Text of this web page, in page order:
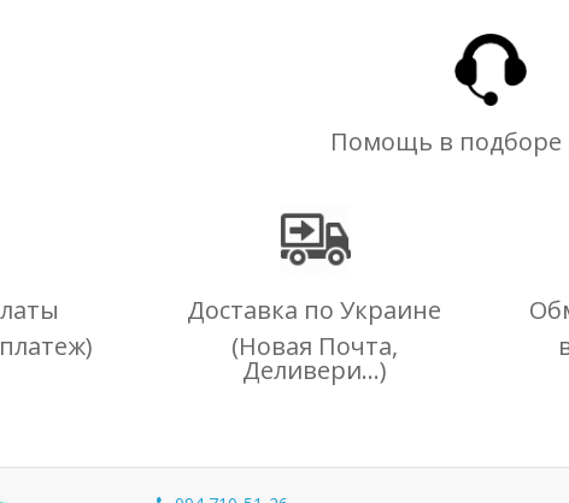
Помощь в подборе
Доставка по Украине
(Новая Почта,
Деливери...)